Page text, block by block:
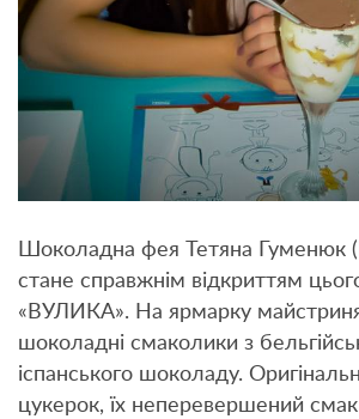
Шоколадна фея Тетяна Гуменюк
стане справжнім відкриттям
«ВУЛИКА». На ярмарку
шоколадні смаколики з
іспанського шоколаду.
цукерок, їх неперевершений